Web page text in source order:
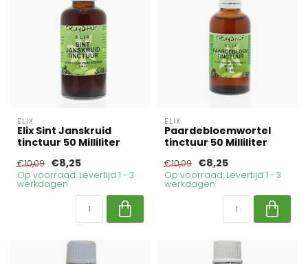
ELIX
Elix Sint Janskruid
tinctuur 50 Milliliter
€10,09 €8,25
Op voorraad. Levertijd 1 - 3
werkdagen
ELIX
Paardebloemwortel
tinctuur 50 Milliliter
€10,09 €8,25
Op voorraad. Levertijd 1 - 3
werkdagen